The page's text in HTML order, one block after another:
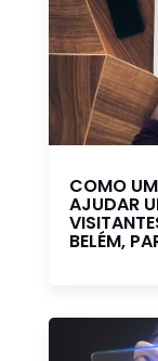
COMO
AJUDAR
BELÉM,